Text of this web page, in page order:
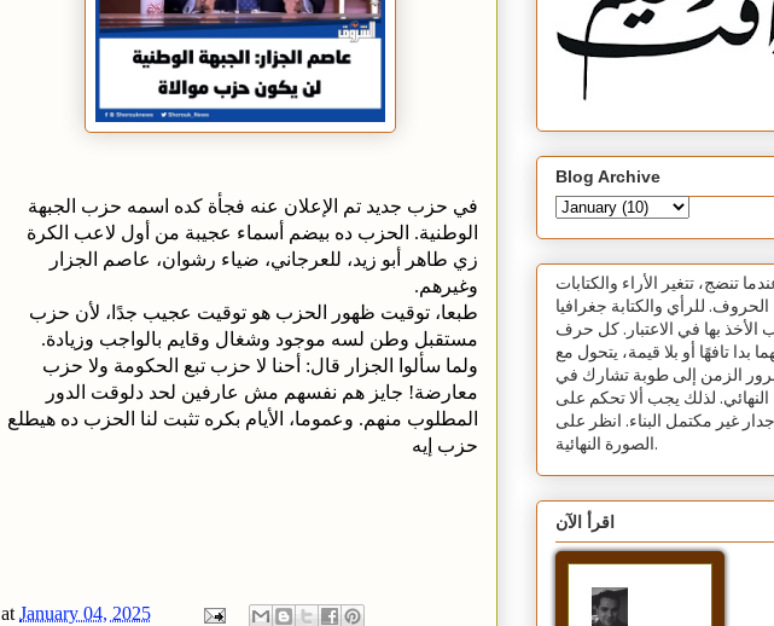
في حزب جديد تم الإعلان عنه فجأة كده اسمه حزب الجبهة
الوطنية. الحزب ده بيضم أسماء عجيبة من أول لاعب الكرة
زي طاهر أبو زيد، للعرجاني، ضياء رشوان، عاصم الجزار
وغيرهم.
طبعا، توقيت ظهور الحزب هو توقيت عجيب جدًا، لأن حزب
مستقبل وطن لسه موجود وشغال وقايم بالواجب وزيادة.
ولما سألوا الجزار قال: أحنا لا حزب تبع الحكومة ولا حزب
معارضة! جايز هم نفسهم مش عارفين لحد دلوقت الدور
المطلوب منهم. وعموما، الأيام بكره تثبت لنا الحزب ده هيطلع
حزب إيه
at January 04, 2025
Blog Archive
تنضج، تتغير الأراء والكتابات
للرأي والكتابة جغرافيا
الأخذ بها في الاعتبار. كل حرف
بدا تافهًا أو بلا قيمة، يتحول مع
الزمن إلى طوبة تشارك في
النهائي. لذلك يجب ألا تحكم على
جدار غير مكتمل البناء. انظر على
الصورة النهائية.
اقرأ الآن